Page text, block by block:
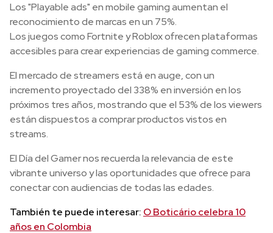
Los "Playable ads" en mobile gaming aumentan el
reconocimiento de marcas en un 75%.
Los juegos como Fortnite y Roblox ofrecen plataformas
accesibles para crear experiencias de gaming commerce.
El mercado de streamers está en auge, con un
incremento proyectado del 338% en inversión en los
próximos tres años, mostrando que el 53% de los viewers
están dispuestos a comprar productos vistos en
streams.
El Día del Gamer nos recuerda la relevancia de este
vibrante universo y las oportunidades que ofrece para
conectar con audiencias de todas las edades.
También te puede interesar: O Boticário celebra 10
años en Colombia